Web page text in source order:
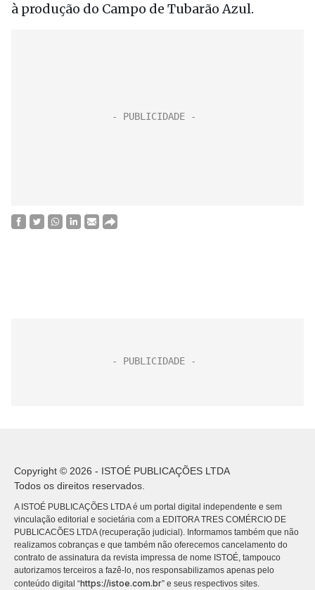
à produção do Campo de Tubarão Azul.
Copyright © 2026 - ISTOÉ PUBLICAÇÕES LTDA
Todos os direitos reservados.
A ISTOÉ PUBLICAÇÕES LTDA é um portal digital independente e sem
vinculação editorial e societária com a EDITORA TRES COMÉRCIO DE
PUBLICACÕES LTDA (recuperação judicial). Informamos também que não
realizamos cobranças e que também não oferecemos cancelamento do
contrato de assinatura da revista impressa de nome ISTOÉ, tampouco
autorizamos terceiros a fazê-lo, nos responsabilizamos apenas pelo
conteúdo digital “https://istoe.com.br” e seus respectivos sites.